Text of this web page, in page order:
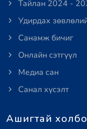
Тайлан 2024 -
Удирдах
Санамж бичиг
Онлайн сэтгүүл
Медиа сан
Санал хүсэлт
Ашигтай